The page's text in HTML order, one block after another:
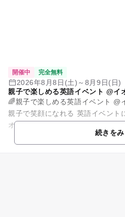
開催中 完全無料
2026年8月8日(土)～8月9日(日)
親子で楽しめる英語イベント @イ
🌈親子で楽しめる英語イベント @
親子で笑顔になれる 英語イベント
オンレイクタウンmoriで 親子で楽
続きを